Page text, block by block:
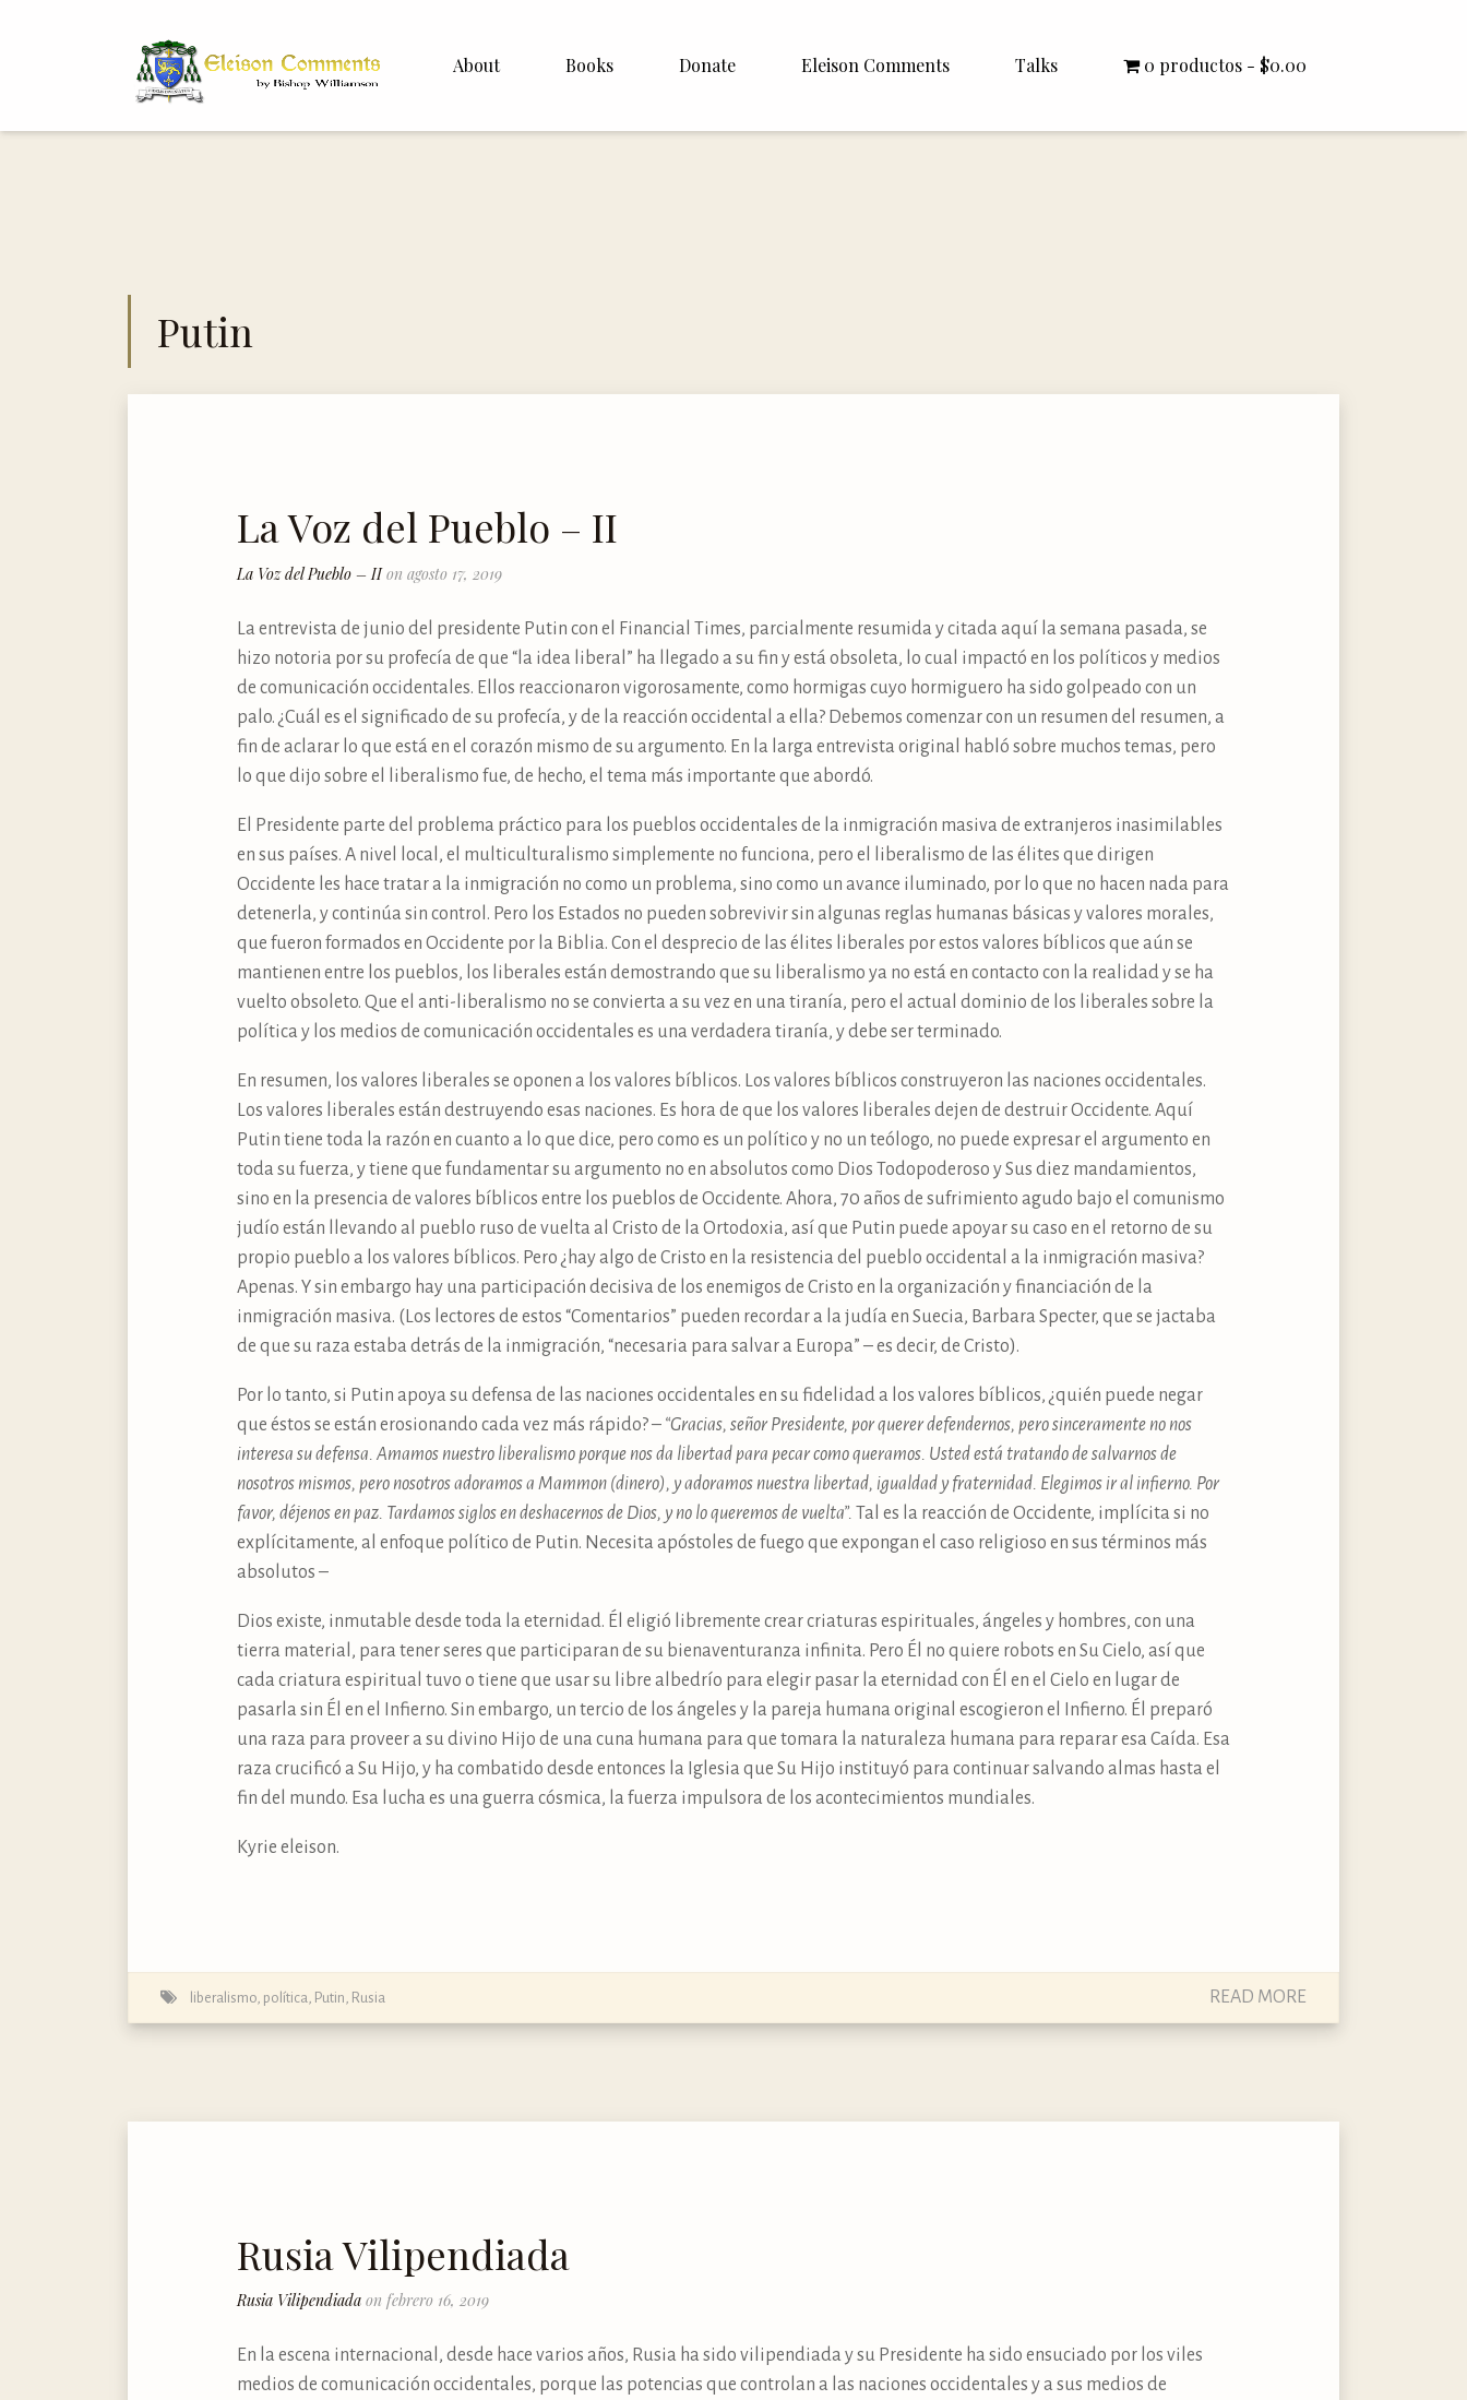
About Books Donate Eleison Comments
Italiano
Talks
Rector Letters
0 productos $0.00
Putin
La Voz del Pueblo – II
La Voz del Pueblo – IIon agosto 17, 2019
La entrevista de junio del presidente Putin con el Financial Times, parcialmente resumida y citada aquí la semana pasada, se
hizo notoria por su profecía de que “la idea liberal” ha llegado a su fin y está obsoleta, lo cual impactó en los políticos y medios
de comunicación occidentales. Ellos reaccionaron vigorosamente, como hormigas cuyo hormiguero ha sido golpeado con un
palo. ¿Cuál es el significado de su profecía, y de la reacción occidental a ella? Debemos comenzar con un resumen del resumen, a
fin de aclarar lo que está en el corazón mismo de su argumento. En la larga entrevista original habló sobre muchos temas, pero
lo que dijo sobre el liberalismo fue, de hecho, el tema más importante que abordó.
El Presidente parte del problema práctico para los pueblos occidentales de la inmigración masiva de extranjeros inasimilables
en sus países. A nivel local, el multiculturalismo simplemente no funciona, pero el liberalismo de las élites que dirigen
Occidente les hace tratar a la inmigración no como un problema, sino como un avance iluminado, por lo que no hacen nada para
detenerla, y continúa sin control. Pero los Estados no pueden sobrevivir sin algunas reglas humanas básicas y valores morales,
que fueron formados en Occidente por la Biblia. Con el desprecio de las élites liberales por estos valores bíblicos que aún se
mantienen entre los pueblos, los liberales están demostrando que su liberalismo ya no está en contacto con la realidad y se ha
vuelto obsoleto. Que el anti-liberalismo no se convierta a su vez en una tiranía, pero el actual dominio de los liberales sobre la
política y los medios de comunicación occidentales es una verdadera tiranía, y debe ser terminado.
En resumen, los valores liberales se oponen a los valores bíblicos. Los valores bíblicos construyeron las naciones occidentales.
Los valores liberales están destruyendo esas naciones. Es hora de que los valores liberales dejen de destruir Occidente. Aquí
Putin tiene toda la razón en cuanto a lo que dice, pero como es un político y no un teólogo, no puede expresar el argumento en
toda su fuerza, y tiene que fundamentar su argumento no en absolutos como Dios Todopoderoso y Sus diez mandamientos,
sino en la presencia de valores bíblicos entre los pueblos de Occidente. Ahora, 70 años de sufrimiento agudo bajo el comunismo
judío están llevando al pueblo ruso de vuelta al Cristo de la Ortodoxia, así que Putin puede apoyar su caso en el retorno de su
propio pueblo a los valores bíblicos. Pero ¿hay algo de Cristo en la resistencia del pueblo occidental a la inmigración masiva?
Apenas. Y sin embargo hay una participación decisiva de los enemigos de Cristo en la organización y financiación de la
inmigración masiva. (Los lectores de estos “Comentarios” pueden recordar a la judía en Suecia, Barbara Specter, que se jactaba
de que su raza estaba detrás de la inmigración, “necesaria para salvar a Europa” – es decir, de Cristo).
Por lo tanto, si Putin apoya su defensa de las naciones occidentales en su fidelidad a los valores bíblicos, ¿quién puede negar
que éstos se están erosionando cada vez más rápido? – “Gracias, señor Presidente, por querer defendernos, pero sinceramente no nos
interesa su defensa. Amamos nuestro liberalismo porque nos da libertad para pecar como queramos. Usted está tratando de salvarnos de
nosotros mismos, pero nosotros adoramos a Mammon (dinero), y adoramos nuestra libertad, igualdad y fraternidad. Elegimos ir al infierno. Por
favor, déjenos en paz. Tardamos siglos en deshacernos de Dios, y no lo queremos de vuelta”. Tal es la reacción de Occidente, implícita si no
explícitamente, al enfoque político de Putin. Necesita apóstoles de fuego que expongan el caso religioso en sus términos más
absolutos –
Dios existe, inmutable desde toda la eternidad. Él eligió libremente crear criaturas espirituales, ángeles y hombres, con una
tierra material, para tener seres que participaran de su bienaventuranza infinita. Pero Él no quiere robots en Su Cielo, así que
cada criatura espiritual tuvo o tiene que usar su libre albedrío para elegir pasar la eternidad con Él en el Cielo en lugar de
pasarla sin Él en el Infierno. Sin embargo, un tercio de los ángeles y la pareja humana original escogieron el Infierno. Él preparó
una raza para proveer a su divino Hijo de una cuna humana para que tomara la naturaleza humana para reparar esa Caída. Esa
raza crucificó a Su Hijo, y ha combatido desde entonces la Iglesia que Su Hijo instituyó para continuar salvando almas hasta el
fin del mundo. Esa lucha es una guerra cósmica, la fuerza impulsora de los acontecimientos mundiales.
Kyrie eleison.
liberalismo política Putin Rusia READ MORE
Rusia Vilipendiada
Rusia Vilipendiada on febrero 16, 2019
En la escena internacional, desde hace varios años, Rusia ha sido vilipendiada y su Presidente ha sido ensuciado por los viles
medios de comunicación occidentales, porque las potencias que controlan a las naciones occidentales y a sus medios de